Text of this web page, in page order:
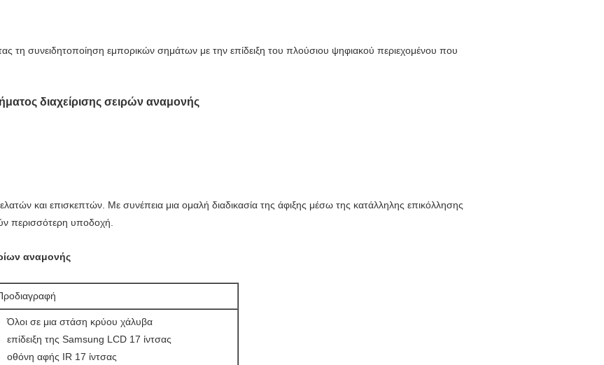
τη συνειδητοποίηση εμπορικών σημάτων με την επίδειξη του πλούσιου ψηφιακού περιεχομένου που
διαχείρισης σειρών αναμονής
και επισκεπτών. Με συνέπεια μια ομαλή διαδικασία της άφιξης μέσω της κατάλληλης επικόλλησης
περισσότερη υποδοχή.
αναμονής
Όλοι σε μια στάση κρύου χάλυβα
επίδειξη της Samsung LCD 17 ίντσας
οθόνη αφής IR 17 ίντσας